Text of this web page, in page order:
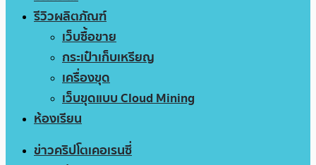
รีวิวผลิตภัณฑ์
เว็บซื้อขาย
กระเป๋าเก็บเหรียญ
เครื่องขุด
เว็บขุดแบบ Cloud Mining
ห้องเรียน
ข่าวคริปโตเคอเรนซี่